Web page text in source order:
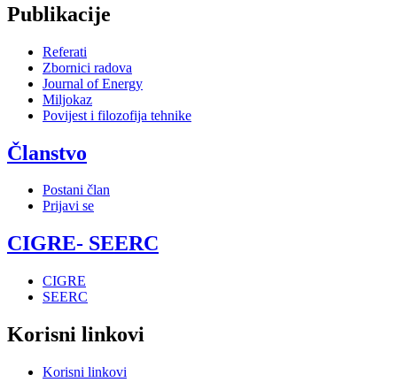
Publikacije
Referati
Zbornici radova
Journal of Energy
Miljokaz
Povijest i filozofija tehnike
Članstvo
Postani član
Prijavi se
CIGRE- SEERC
CIGRE
SEERC
Korisni linkovi
Korisni linkovi